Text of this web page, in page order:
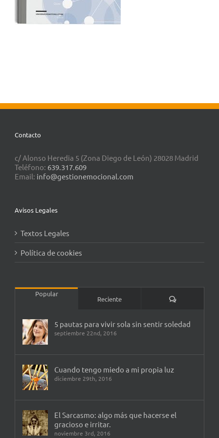
Contacto
c/ Alonso Heredia 5 (Zona Diego de León) 28028 Madrid
Teléfono: 639.317.609
Email: info@gestionemocional.com
Avisos Legales
Textos Legales
Política de cookies
Popular
Reciente Comentarios
5 pautas para vivir sola sin sentir soledad
septiembre 22nd, 2016
Cuando tengo miedo a mi propia luz
diciembre 29th, 2016
El Sarcasmo: algo más que hacerse el
gracioso e irritar.
noviembre 3rd, 2016